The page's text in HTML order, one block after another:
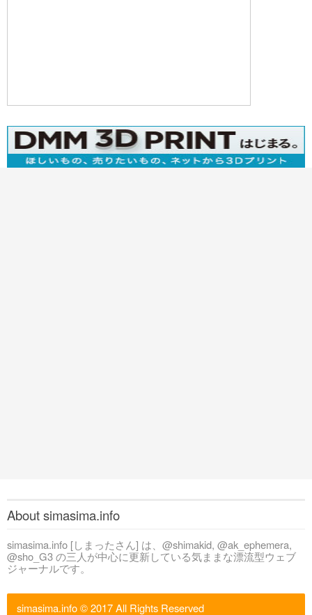
About simasima.info
simasima.info [しまったさん] は、@shimakid, @ak_ephemera,
@sho_G3 の三人が中心に更新している気ままな漂流型ウェブ
ジャーナルです。
simasima.info© 2017 All Rights Reserved